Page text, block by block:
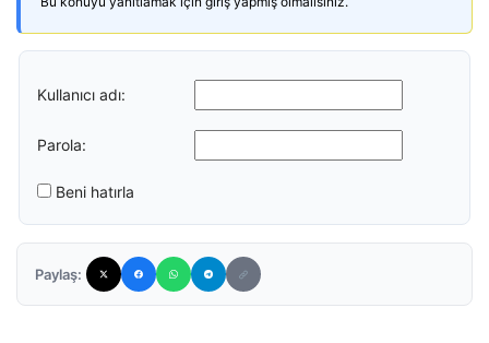
Kullanıcı adı:
Parola:
Beni hatırla
Paylaş: